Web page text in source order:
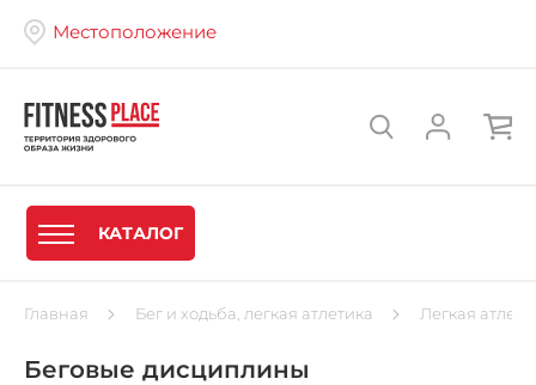
Местоположение
КАТАЛОГ
Главная Бег и ходьба, легкая атлетика Легкая
Беговые дисциплины